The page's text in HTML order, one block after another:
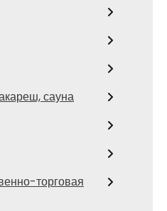
сауна
торговая